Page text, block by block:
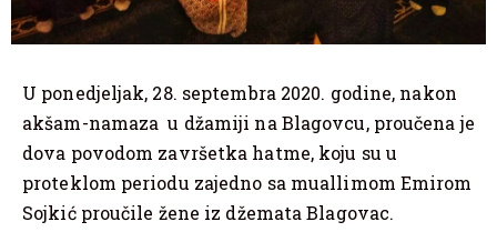
U ponedjeljak, 28. septembra 2020. godine, nakon
akšam-namaza u džamiji na Blagovcu, proučena je
dova povodom završetka hatme, koju su u
proteklom periodu zajedno sa muallimom Emirom
Sojkić proučile žene iz džemata Blagovac.